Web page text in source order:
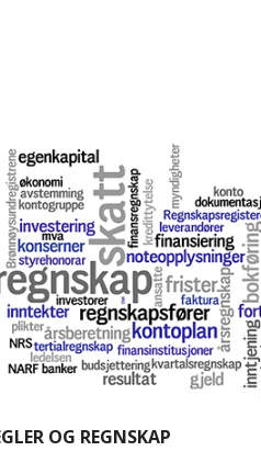
OG REGNSKAP